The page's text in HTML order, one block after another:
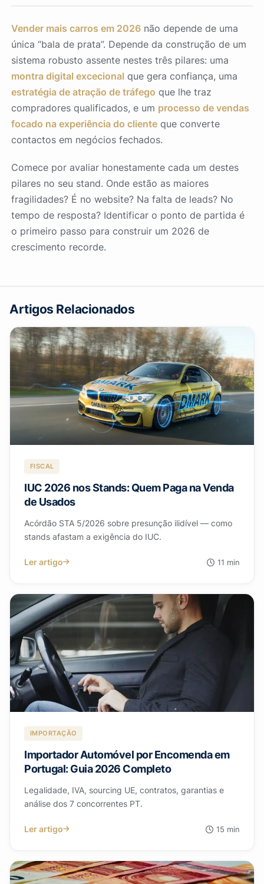
Vender mais carros em 2026 não depende de uma
única “bala de prata”. Depende da construção de um
sistema robusto assente nestes três pilares: uma
montra digital excecional que gera confiança, uma
estratégia de atração de tráfego que lhe traz
compradores qualificados, e um processo de vendas
focado na experiência do cliente que converte
contactos em negócios fechados.
Comece por avaliar honestamente cada um destes
pilares no seu stand. Onde estão as maiores
fragilidades? É no website? Na falta de leads? No
tempo de resposta? Identificar o ponto de partida é
o primeiro passo para construir um 2026 de
crescimento recorde.
Artigos Relacionados
FISCAL
IUC 2026 nos Stands: Quem Paga na Venda
de Usados
Acórdão STA 5/2026 sobre presunção ilidível — como
stands afastam a exigência do IUC.
Ler artigo 11 min
IMPORTAÇÃO
Importador Automóvel por Encomenda em
Portugal: Guia 2026 Completo
Legalidade, IVA, sourcing UE, contratos, garantias e
análise dos 7 concorrentes PT.
Ler artigo 15 min